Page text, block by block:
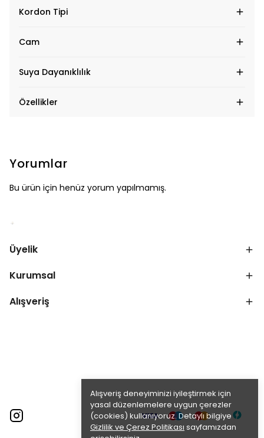
Alışveriş deneyiminizi iyileştirmek için
yasal düzenlemelere uygun çerezler
(cookies) kullanıyoruz. Detaylı bilgiye
Gizlilik ve Çerez Politikası sayfamızdan
Kordon Tipi
Cam
Suya Dayanıklılık
Özellikler
Yorumlar
Bu ürün için henüz yorum yapılmamış.
Üyelik
Kurumsal
Alışveriş